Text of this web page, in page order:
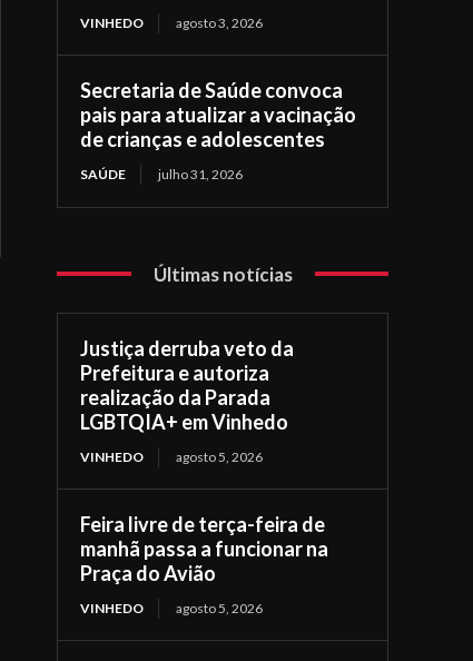
VINHEDO agosto 3, 2026
Secretaria de Saúde convoca
pais para atualizar a vacinação
de crianças e adolescentes
SAÚDE julho 31, 2026
Últimas notícias
Justiça derruba veto da
Prefeitura e autoriza
realização da Parada
LGBTQIA+ em Vinhedo
VINHEDO agosto 5, 2026
Feira livre de terça-feira de
manhã passa a funcionar na
Praça do Avião
VINHEDO agosto 5, 2026